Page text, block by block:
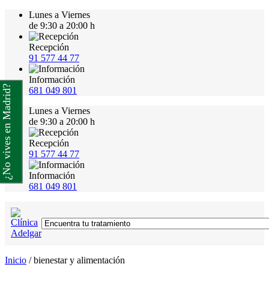
Lunes a Viernes
de 9:30 a 20:00 h
Recepción
91 577 44 77
Información
681 049 801
Lunes a Viernes
de 9:30 a 20:00 h
Recepción
91 577 44 77
Información
681 049 801
Inicio /bienestar y alimentación
¿No vives en Madrid?